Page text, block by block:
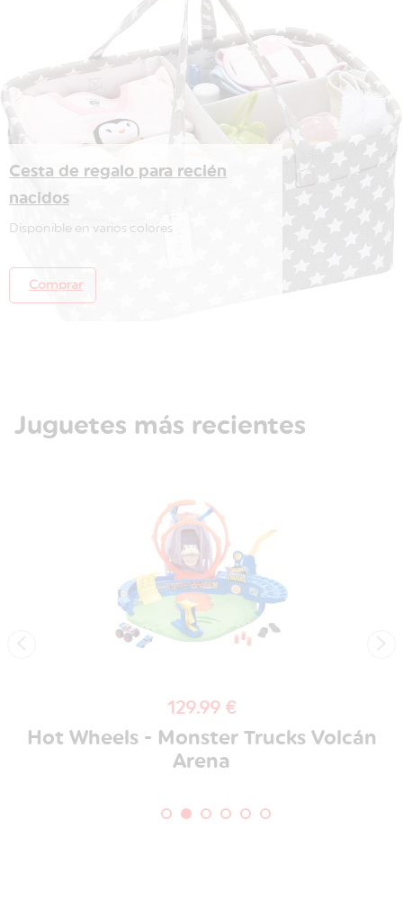
Cesta de regalo para recién
nacidos
Disponible en varios colores
Comprar
Juguetes más recientes
129.99 €
Hot Wheels - Monster Trucks Volcán
Arena